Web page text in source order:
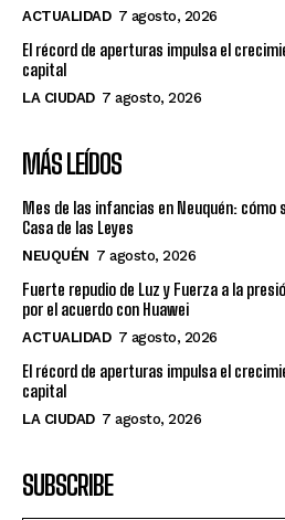
ACTUALIDAD 7 agosto, 2026
El récord de aperturas impulsa el
capital
LA CIUDAD 7 agosto, 2026
MÁS LEÍDOS
Mes de las infancias en Neuquén:
Casa de las Leyes
NEUQUÉN 7 agosto, 2026
Fuerte repudio de Luz y Fuerza a la
por el acuerdo con Huawei
ACTUALIDAD 7 agosto, 2026
El récord de aperturas impulsa el
capital
LA CIUDAD 7 agosto, 2026
SUBSCRIBE